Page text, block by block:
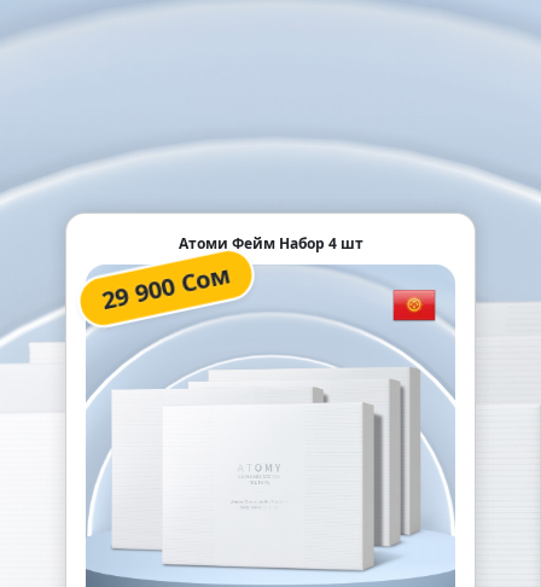
Атоми Фейм Набор 4 шт
29 900 Сом